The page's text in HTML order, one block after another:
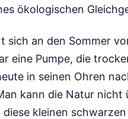
ökologischen
sich an den Sommer
eine Pumpe, die
in seinen Ohren
kann die Natur
kleinen